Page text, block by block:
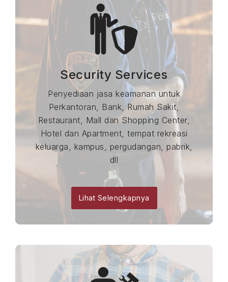
Security Services
Penyediaan jasa keamanan untuk
Perkantoran, Bank, Rumah Sakit,
Restaurant, Mall dan Shopping Center,
Hotel dan Apartment, tempat rekreasi
keluarga, kampus, pergudangan, pabrik,
dll
Lihat Selengkapnya